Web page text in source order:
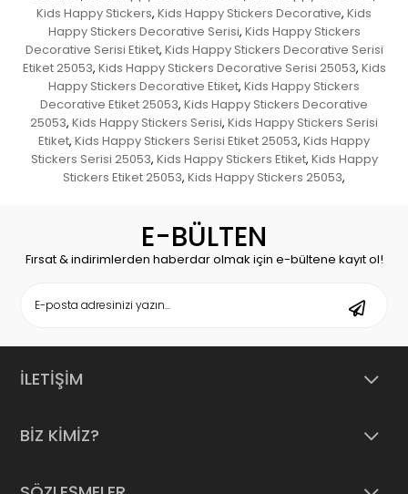
Kids Happy Stickers, Kids Happy Stickers Decorative, Kids
Happy Stickers Decorative Serisi, Kids Happy Stickers
Decorative Serisi Etiket, Kids Happy Stickers Decorative Serisi
Etiket 25053, Kids Happy Stickers Decorative Serisi 25053, Kids
Happy Stickers Decorative Etiket, Kids Happy Stickers
Decorative Etiket 25053, Kids Happy Stickers Decorative
25053, Kids Happy Stickers Serisi, Kids Happy Stickers Serisi
Etiket, Kids Happy Stickers Serisi Etiket 25053, Kids Happy
Stickers Serisi 25053, Kids Happy Stickers Etiket, Kids Happy
Stickers Etiket 25053, Kids Happy Stickers 25053,
E-BÜLTEN
Fırsat & indirimlerden haberdar olmak için e-bültene kayıt ol!
İLETİŞİM
BİZ KİMİZ?